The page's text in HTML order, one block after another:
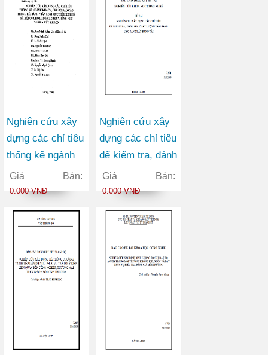
Nghiên cứu xây
dựng các chỉ tiêu
thống kê ngành
KHCN, chế độ
báo cáo tống kê,
mục tiêu kinh tế
động nghiên cứu
KHCN, lĩnh vực
Giá Bán:
0.000 VNĐ
Nghiên cứu xây
dựng các chỉ tiêu
để kiểm tra, đánh
giá chất lượng
tấm băng cho
Giá Bán:
0.000 VNĐ